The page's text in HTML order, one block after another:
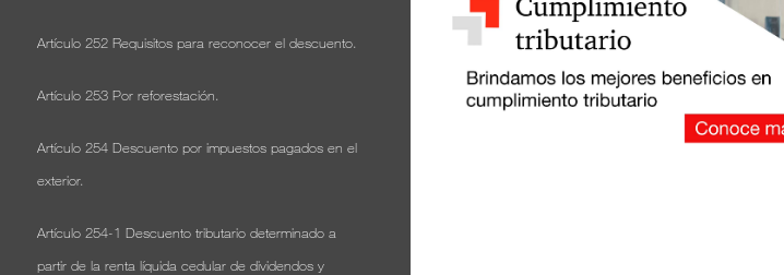
Artículo 252 Requisitos para reconocer el descuento.
Artículo 253 Por reforestación.
Artículo 254 Descuento por impuestos pagados en el
exterior.
Artículo 254-1 Descuento tributario determinado a
partir de la renta líquida cedular de dividendos y